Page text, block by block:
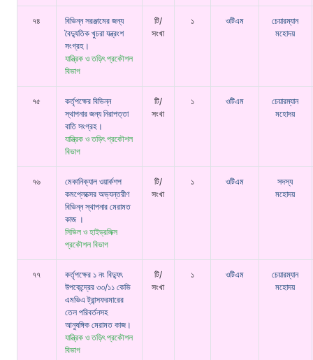
৭৪
বিভিন্ন সরঞ্জামের জন্য
বৈদ্যুতিক খুচরা যন্ত্রংশ
সংগ্রহ।
যান্ত্রিক ও তড়িৎ প্রকৌশল
বিভাগ
টি/
সংখা
১ ওটিএম
চেয়ারম্যান
মহোদয়
৭৫
কর্তৃপক্ষের বিভিন্ন
স্থাপনার জন্য নিরাপত্তা
বাতি সংগ্রহ।
যান্ত্রিক ও তড়িৎ প্রকৌশল
বিভাগ
টি/
সংখা
১ ওটিএম
চেয়ারম্যান
মহোদয়
৭৬
মেকানিক্যাল ওয়ার্কশপ
কমপ্লেক্সের অভ্যন্তরীণ
বিভিন্ন স্থাপনার মেরামত
কাজ ।
সিভিল ও হাইড্রলিক্স
প্রকৌশল বিভাগ
টি/
সংখা
১ ওটিএম
সদস্য
মহোদয়
৭৭
কর্তৃপক্ষের ১ নং বিদ্যুৎ
উপকেন্দ্রের ৩৩/১১ কেভি
এমভিএ ট্রান্সফরমারের
তেল পরিবর্তনসহ
আনুষঙ্গিক মেরামত কাজ।
যান্ত্রিক ও তড়িৎ প্রকৌশল
বিভাগ
টি/
সংখা
১ ওটিএম
চেয়ারম্যান
মহোদয়